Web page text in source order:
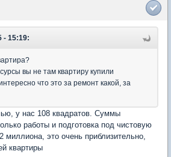
- 15:19:
вы не там квартиру купили
что это за ремонт какой, за
у нас 108 квадратов. Суммы
работы и подготовка под чистовую
миллиона, это очень приблизительно,
квартиры